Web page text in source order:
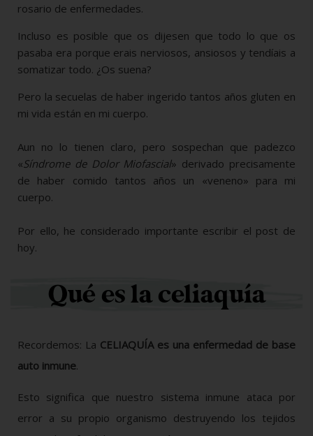
rosario de enfermedades.
Incluso es posible que os dijesen que todo lo que os
pasaba era porque erais nerviosos, ansiosos y tendíais a
somatizar todo. ¿Os suena?
Pero la secuelas de haber ingerido tantos años gluten en
mi vida están en mi cuerpo.
Aun no lo tienen claro, pero sospechan que padezco
« Síndrome de Dolor Miofascial» derivado precisamente
de haber comido tantos años un «veneno» para mi
cuerpo.
Por ello, he considerado importante escribir el post de
hoy.
Qué es la celiaquía
Recordemos: La CELIAQUÍA es una enfermedad de base
auto inmune.
Esto significa que nuestro sistema inmune ataca por
error a su propio organismo destruyendo los tejidos